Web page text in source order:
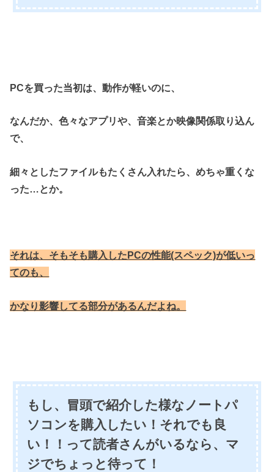
PCを買った当初は、動作が軽いのに、
なんだか、色々なアプリや、音楽とか映像関係取り込ん
で、
細々としたファイルもたくさん入れたら、めちゃ重くな
った…とか。
それは、そもそも購入したPCの性能(スペック)が低いっ
てのも、
かなり影響してる部分があるんだよね。
もし、冒頭で紹介した様なノートパ
ソコンを購入したい！それでも良
い！！って読者さんがいるなら、マ
ジでちょっと待って！